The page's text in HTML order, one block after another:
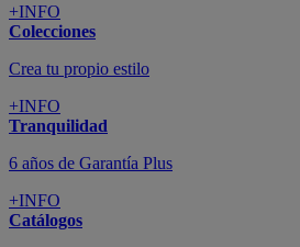
+INFO
Colecciones
Crea tu propio estilo
+INFO
Tranquilidad
6 años de Garantía Plus
+INFO
Catálogos